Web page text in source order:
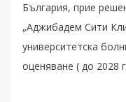
България, прие
„Аджибадем Сити
университетска
оценяване ( до 2028